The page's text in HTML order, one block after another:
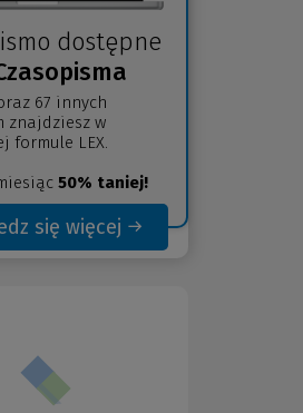
dostępne
67 innych
znajdziesz w
formule LEX.
50% taniej!
się więcej
(Nowe
(Link